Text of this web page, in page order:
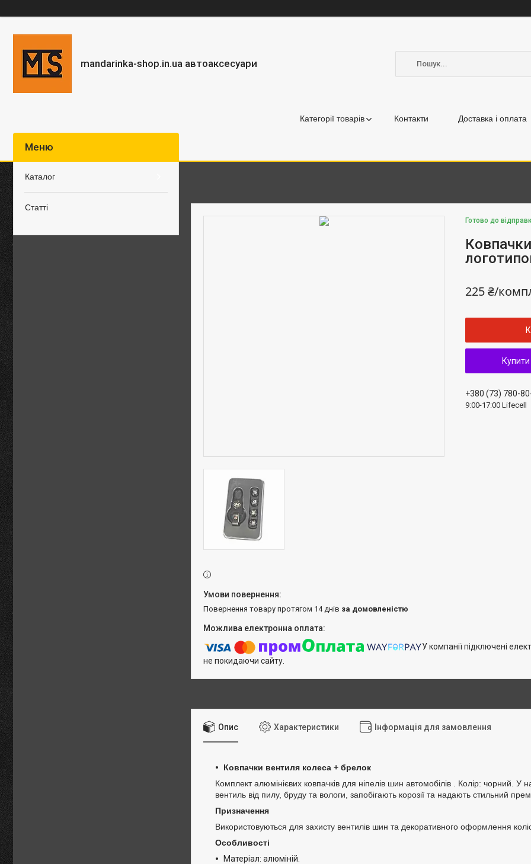
mandarinka-shop.in.ua автоаксесуари
Категорії товарів Контакти Доставка і оплата
Готово до
225 ₴/
Купити
+380 (73) 780-
9:00-17:00 Lifecell
повернення товару протягом 14 днів за домовленістю
У компанії підключені
не покидаючи сайту.
Опис Характеристики Інформація для замовлення
Ковпачки вентиля колеса + брелок
Комплект алюмінієвих ковпачків для ніпелів шин автомобілів . Колір: чорний.
вентиль від пилу, бруду та вологи, запобігають корозії та надають стильний
Призначення
Використовуються для захисту вентилів шин та декоративного оформлення
Особливості
Матеріал: алюміній.
Каталог
Статті